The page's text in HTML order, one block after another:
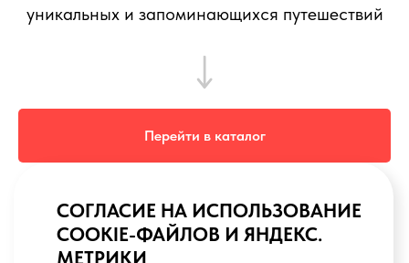
уникальных и запоминающихся путешествий
Перейти в каталог
TravelAsk не связан с Convexity Holdings AG (владельцем